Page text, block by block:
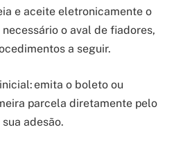
e aceite eletronicamente o
o aval de fiadores,
a seguir.
emita o boleto ou
parcela diretamente pelo
adesão.